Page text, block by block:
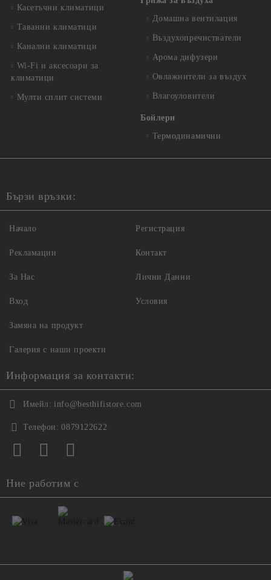
Касетъчни климатици
Таванни климатици
Канални климатици
Wi-Fi и аксесоари за
климатици
Мулти сплит системи
Домашна вентилация
Въздухопречистватели
Арома дифузери
Овлажнители за въздух
Влагоуловители
Бойлери
Термодинамични
Бързи връзки:
Начало
Рекламации
За Нас
Вход
Регистрация
Контакт
Лични Данни
Условия
Замяна на продукт
Галерия с наши проекти
Информация за контакти:
Имейл: info@besthifistore.com
Телефон: 0879122622
Ние работим с